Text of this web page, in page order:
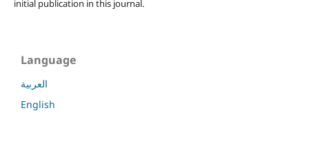
initial publication in this journal.
Language
العربية
English